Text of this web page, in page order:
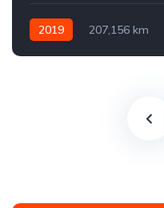
2019 207,156 km